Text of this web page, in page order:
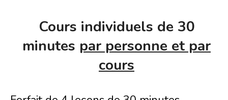
Cours individuels de 30
minutes par personne et par
cours